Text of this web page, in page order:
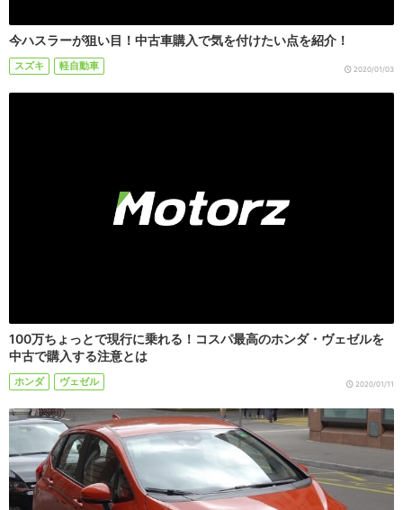
今ハスラーが狙い目！中古車購入で気を付けたい点を紹介！
スズキ 軽自動車 2020/01/03
100万ちょっとで現行に乗れる！コスパ最高のホンダ・ヴェゼルを
中古で購入する注意とは
ホンダ ヴェゼル 2020/01/11